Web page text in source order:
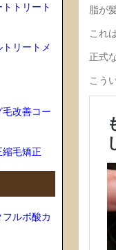
脂が
これ
正式
こう
トリート
リートメ
改善コー
縮毛矯正
ルボ酸カ